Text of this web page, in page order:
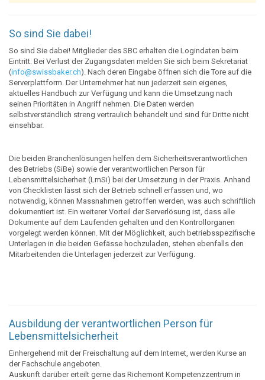
So sind Sie dabei!
So sind Sie dabei! Mitglieder des SBC erhalten die Logindaten beim
Eintritt. Bei Verlust der Zugangsdaten melden Sie sich beim Sekretariat
(info@swissbaker.ch). Nach deren Eingabe öffnen sich die Tore auf die
Serverplattform. Der Unternehmer hat nun jederzeit sein eigenes,
aktuelles Handbuch zur Verfügung und kann die Umsetzung nach
seinen Prioritäten in Angriff nehmen. Die Daten werden
selbstverständlich streng vertraulich behandelt und sind für Dritte nicht
einsehbar.
Die beiden Branchenlösungen helfen dem Sicherheitsverantwortlichen
des Betriebs (SiBe) sowie der verantwortlichen Person für
Lebensmittelsicherheit (LmSi) bei der Umsetzung in der Praxis. Anhand
von Checklisten lässt sich der Betrieb schnell erfassen und, wo
notwendig, können Massnahmen getroffen werden, was auch schriftlich
dokumentiert ist. Ein weiterer Vorteil der Serverlösung ist, dass alle
Dokumente auf dem Laufenden gehalten und den Kontrollorganen
vorgelegt werden können. Mit der Möglichkeit, auch betriebsspezifische
Unterlagen in die beiden Gefässe hochzuladen, stehen ebenfalls den
Mitarbeitenden die Unterlagen jederzeit zur Verfügung.
Ausbildung der verantwortlichen Person für
Lebensmittelsicherheit
Einhergehend mit der Freischaltung auf dem Internet, werden Kurse an
der Fachschule angeboten.
Auskunft darüber erteilt gerne das Richemont Kompetenzzentrum in